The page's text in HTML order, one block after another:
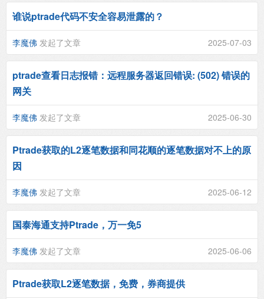
谁说ptrade代码不安全容易泄露的？
李魔佛 发起了文章 2025-07-03
ptrade查看日志报错：远程服务器返回错误: (502) 错误的
网关
李魔佛 发起了文章 2025-06-30
Ptrade获取的L2逐笔数据和同花顺的逐笔数据对不上的原
因
李魔佛 发起了文章 2025-06-12
国泰海通支持Ptrade，万一免5
李魔佛 发起了文章 2025-06-06
Ptrade获取L2逐笔数据，免费，券商提供